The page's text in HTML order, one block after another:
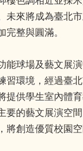
來將成為臺北
整與圓滿。
能球場及藝文展
環境，經過臺
供學生室內體
的藝文展演空
創造優質校園